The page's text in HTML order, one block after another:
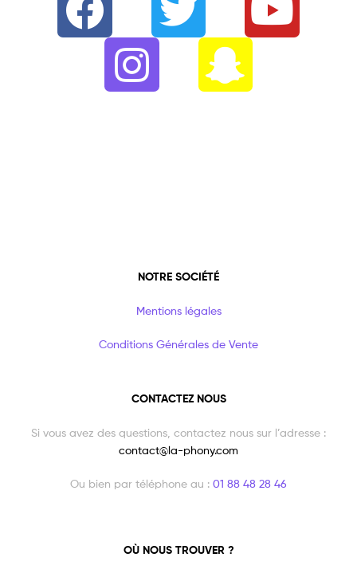
NOTRE SOCIÉTÉ
Mentions légales
Conditions Générales de Vente
CONTACTEZ NOUS
Si vous avez des questions, contactez nous sur l’adresse :
contact@la-phony.com
Ou bien par téléphone au : 01 88 48 28 46
OÙ NOUS TROUVER ?